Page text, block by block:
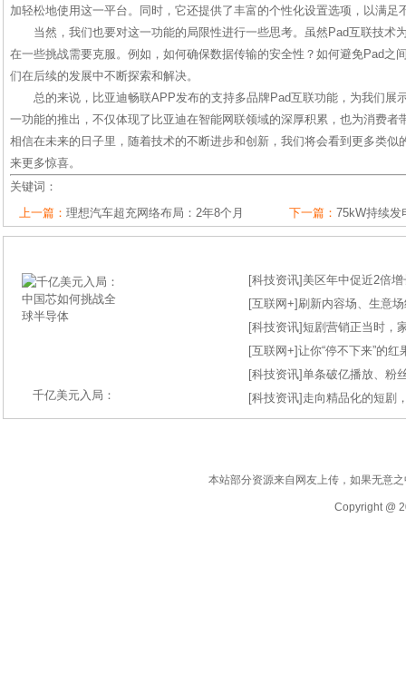
加轻松地使用这一平台。同时，它还提供了丰富的个性化设置选项，以满足
当然，我们也要对这一功能的局限性进行一些思考。虽然Pad互联技术
在一些挑战需要克服。例如，如何确保数据传输的安全性？如何避免Pad之
们在后续的发展中不断探索和解决。
总的来说，比亚迪畅联APP发布的支持多品牌Pad互联功能，为我们展
一功能的推出，不仅体现了比亚迪在智能网联领域的深厚积累，也为消费者
相信在未来的日子里，随着技术的不断进步和创新，我们将会看到更多类似
来更多惊喜。
关键词：
上一篇： 理想汽车超充网络布局：2年8个月 下一篇： 75kW持续发
千亿美元入局：
[科技资讯] 美区年中促近2倍
[互联网+] 刷新内容场、生意
[科技资讯]短剧营销正当时，
[互联网+]让你“停不下来”的
[科技资讯]单条破亿播放、粉
[科技资讯] 走向精品化的短剧
本站部分资源来自网友上传，如果无意
Copyright @